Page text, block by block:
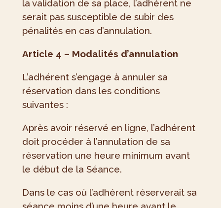
la validation de sa place, l’adhérent ne
serait pas susceptible de subir des
pénalités en cas d’annulation.
Article 4 – Modalités d’annulation
L’adhérent s’engage à annuler sa
réservation dans les conditions
suivantes :
Après avoir réservé en ligne, l’adhérent
doit procéder à l’annulation de sa
réservation une heure minimum avant
le début de la Séance.
Dans le cas où l’adhérent réserverait sa